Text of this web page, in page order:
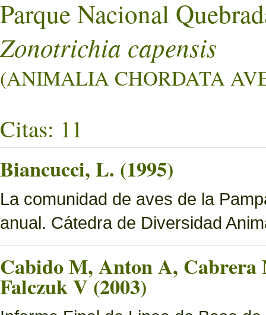
Parque Nacional
Zonotrichia capensis
(ANIMALIA CHORDATA
Citas: 11
Biancucci, L. (1995)
La comunidad de aves de la
anual. Cátedra de Diversidad
Cabido M, Anton A,
Falczuk V (2003)